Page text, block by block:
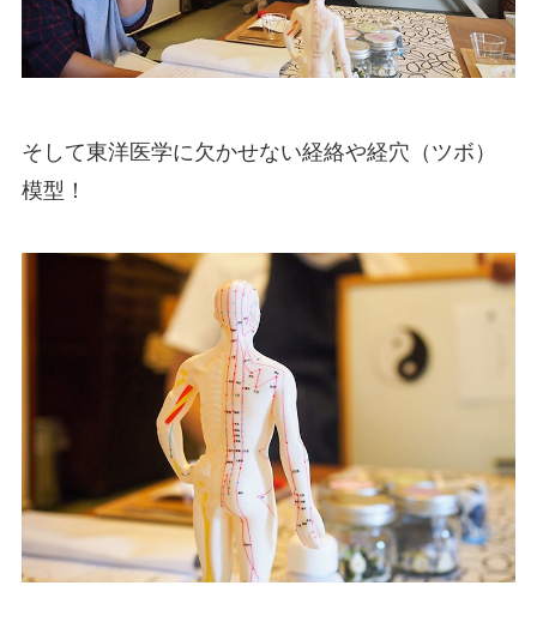
そして東洋医学に欠かせない経絡や経穴（ツボ）
模型！